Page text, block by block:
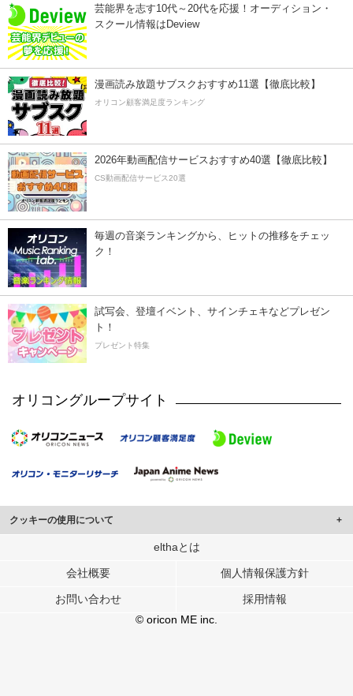
芸能界を志す10代～20代を応援！オーディション・
スクール情報はDeview
漫画読み放題サブスクおすすめ11選【徹底比較】
オリコン顧客満足度ランキング
2026年動画配信サービスおすすめ40選【徹底比較】
CS動画配信サービス20選
毎週の音楽ランキングから、ヒットの推移をチェッ
ク！
試写会、登壇イベント、サインチェキなどプレゼン
ト！
プレゼント特集
オリコングループサイト
クッキーの使用について
このサイトでは Cookie を使用して、ユーザーに合わせたコンテンツや広告の
行っています。
メディアや広告配信、データ解析の各パートナーに提供しています。
各パートナーは、この情報とユーザーが各パートナーに提供した他の情報や、
ユーザーが各パートナーのサービスを使用したときに収集した他の情報を組み
elthaとは
会社概要 個人情報保護方針
お問い合わせ
採用情報
© oricon ME inc.